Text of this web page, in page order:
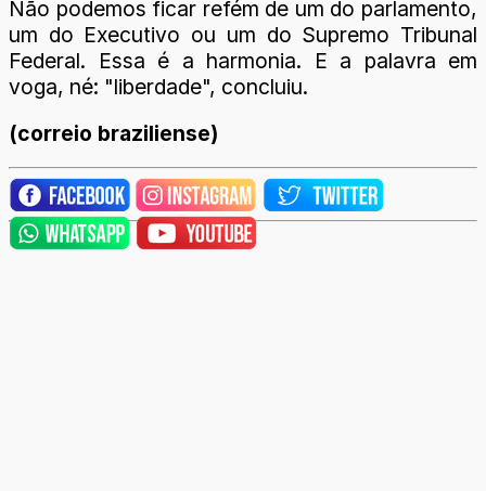
Não podemos ficar refém de um do parlamento,
um do Executivo ou um do Supremo Tribunal
Federal. Essa é a harmonia. E a palavra em
voga, né: "liberdade", concluiu.
(correio braziliense)